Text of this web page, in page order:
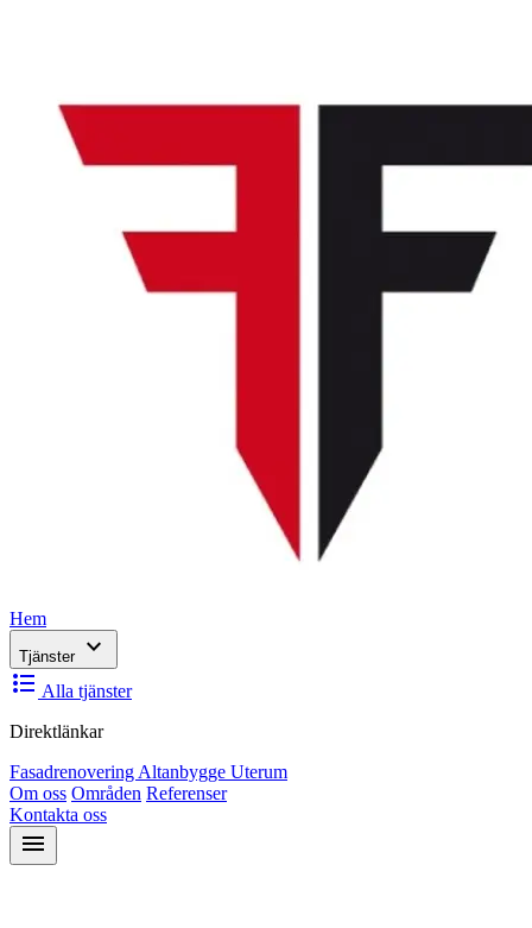
Hem
Tjänster expand_more
format_list_bulleted Alla tjänster
Direktlänkar
Fasadrenovering Altanbygge Uterum
Om oss Områden Referenser
Kontakta oss
menu